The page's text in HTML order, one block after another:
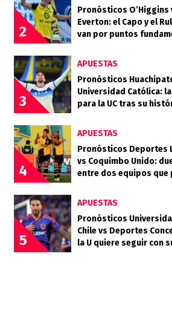
2
Pronósticos O’Higgins
Everton: el Capo y el
van por puntos
3
APUESTAS
Pronósticos
Universidad Católica:
para la UC tras su
4
APUESTAS
Pronósticos Deportes
vs Coquimbo Unido:
entre dos equipos que
5
APUESTAS
Pronósticos
Chile vs Deportes
la U quiere seguir con